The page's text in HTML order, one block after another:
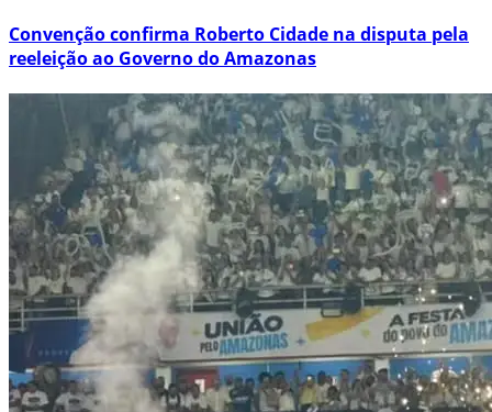
Convenção confirma Roberto Cidade na disputa pela
reeleição ao Governo do Amazonas